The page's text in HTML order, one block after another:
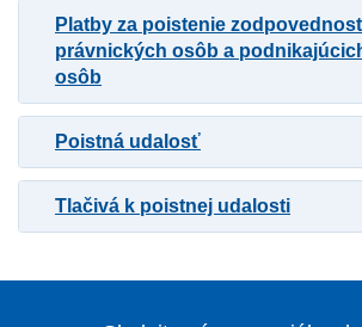
Platby za poistenie
právnických osôb a
osôb
Poistná udalosť
Tlačivá k poistnej udalosti